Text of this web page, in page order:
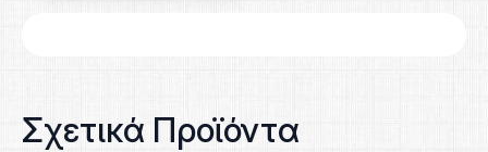
Σχετικά Προϊόντα